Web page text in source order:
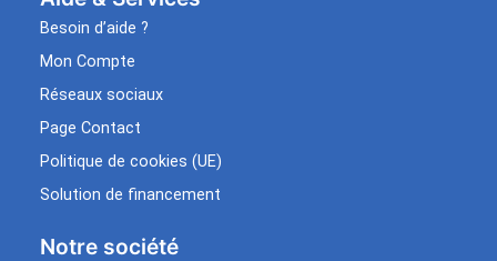
Besoin d’aide ?
Mon Compte
Réseaux sociaux
Page Contact
Politique de cookies (UE)
Solution de financement
Notre société